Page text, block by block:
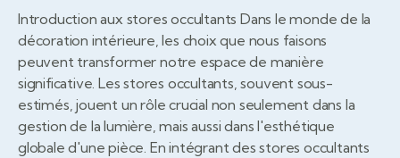
Introduction aux stores occultants Dans le monde de la
décoration intérieure, les choix que nous faisons
peuvent transformer notre espace de manière
significative. Les stores occultants, souvent sous-
estimés, jouent un rôle crucial non seulement dans la
gestion de la lumière, mais aussi dans l'esthétique
globale d'une pièce. En intégrant des stores occultants